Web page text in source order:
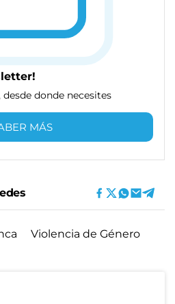
desde donde necesites
MÁS
Violencia de Género